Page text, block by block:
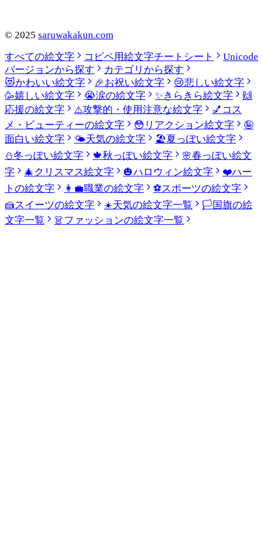
© 2025 saruwakakun.com
すべての絵文字
コピペ用絵文字チートシート
Unicode
バージョンから探す
カテゴリから探す
😻かわいい絵文字 🎉お祝い絵文字 😢悲しい絵文字
🥳嬉しい絵文字 😭涙の絵文字 ✨きらきら絵文字
🙌
応援の絵文字
⚠️攻撃的・使用注意な絵文字 💅 コス
メ・ビューティーの絵文字
😳 リアクション絵文字
🤪
面白い絵文字
🌤️天気の絵文字 🏖️夏っぽい絵文字
⛄冬っぽい絵文字 🍁秋っぽい絵文字 🌸春っぽい絵文
字
🎄 クリスマス絵文字 🎃ハロウィン絵文字 ❤️ハー
トの絵文字
👩‍💼職業の絵文字 ⚽スポーツの絵文字
🍰スイーツの絵文字 ☀️天気の絵文字一覧 🏳️国旗の絵
文字一覧
👗ファッションの絵文字一覧